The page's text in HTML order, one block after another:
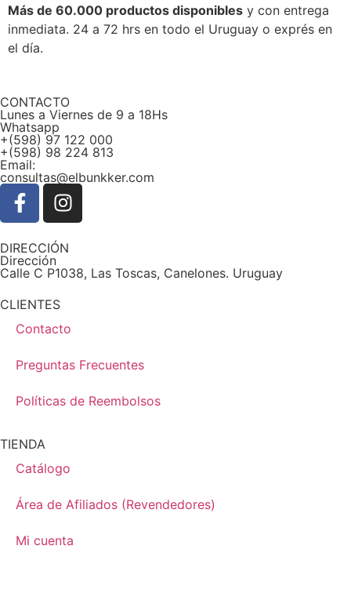
Más de 60.000 productos disponibles y con entrega
inmediata. 24 a 72 hrs en todo el Uruguay o exprés en
el día.
CONTACTO
Lunes a Viernes de 9 a 18Hs
Whatsapp
+(598) 97 122 000
+(598) 98 224 813
Email:
consultas@elbunkker.com
DIRECCIÓN
Dirección
Calle C P1038, Las Toscas, Canelones. Uruguay
CLIENTES
Contacto
Preguntas Frecuentes
Políticas de Reembolsos
TIENDA
Catálogo
Área de Afiliados (Revendedores)
Mi cuenta